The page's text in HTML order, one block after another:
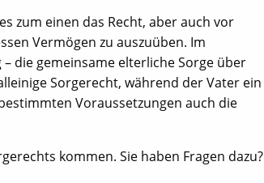
zum einen das Recht, aber auch vor
Vermögen zu auszuüben. Im
die gemeinsame elterliche Sorge über
Sorgerecht, während der Vater ein
Voraussetzungen auch die
kommen. Sie haben Fragen dazu?